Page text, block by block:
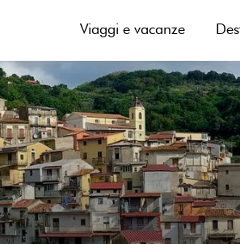
Viaggi e vacanze